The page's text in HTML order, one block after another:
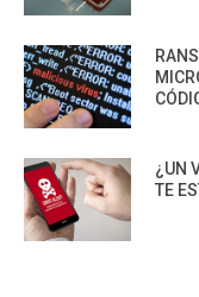
¿UN
TE